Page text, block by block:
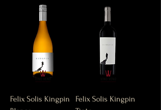
Felix Solis Kingpin
Felix Solis Kingpin